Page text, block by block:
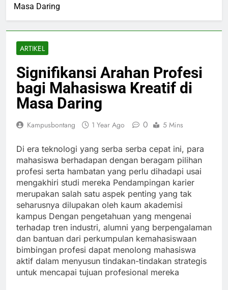
Masa Daring
ARTIKEL
Signifikansi Arahan Profesi
bagi Mahasiswa Kreatif di
Masa Daring
Kampusbontang 1 Year Ago 0 5 Mins
Di era teknologi yang serba serba cepat ini, para
mahasiswa berhadapan dengan beragam pilihan
profesi serta hambatan yang perlu dihadapi usai
mengakhiri studi mereka Pendampingan karier
merupakan salah satu aspek penting yang tak
seharusnya dilupakan oleh kaum akademisi
kampus Dengan pengetahuan yang mengenai
terhadap tren industri, alumni yang berpengalaman
dan bantuan dari perkumpulan kemahasiswaan
bimbingan profesi dapat menolong mahasiswa
aktif dalam menyusun tindakan-tindakan strategis
untuk mencapai tujuan profesional mereka